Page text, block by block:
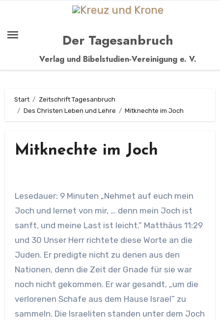
springen
Der Tagesanbruch
Verlag und Bibelstudien-Vereinigung e. V.
Start
Zeitschrift Tagesanbruch
Des Christen Leben und Lehre
Mitknechte im Joch
Mitknechte im Joch
Lesedauer: 9 Minuten „Nehmet auf euch mein
Joch und lernet von mir, … denn mein Joch ist
sanft, und meine Last ist leicht.” Matthäus 11:29
und 30 Unser Herr richtete diese Worte an die
Juden. Er predigte nicht zu denen aus den
Nationen, denn die Zeit der Gnade für sie war
noch nicht gekommen. Er war gesandt, „um die
verlorenen Schafe aus dem Hause Israel” zu
sammeln. Die Israeliten standen unter dem Joch